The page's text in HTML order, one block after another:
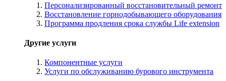
Персонализированный восстановительный ремонт
Восстановление горнодобывающего оборудования
Программа продления срока службы Life extension
Другие услуги
Компонентные услуги
Услуги по обслуживанию бурового инструмента